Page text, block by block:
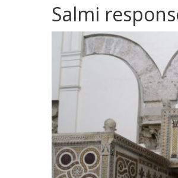
Salmi